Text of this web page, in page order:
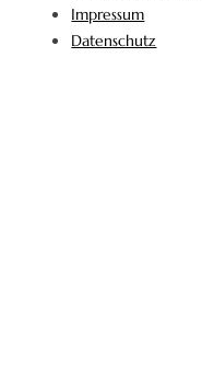
Impressum
Datenschutz